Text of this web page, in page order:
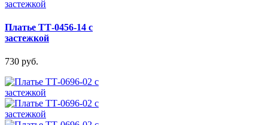
Платье ТТ-0456-14 с
застежкой
730 руб.